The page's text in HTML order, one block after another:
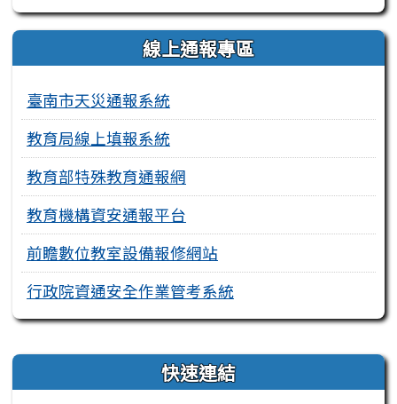
線上通報專區
臺南市天災通報系統
教育局線上填報系統
教育部特殊教育通報網
教育機構資安通報平台
前瞻數位教室設備報修網站
行政院資通安全作業管考系統
右邊區域內容 快速連結